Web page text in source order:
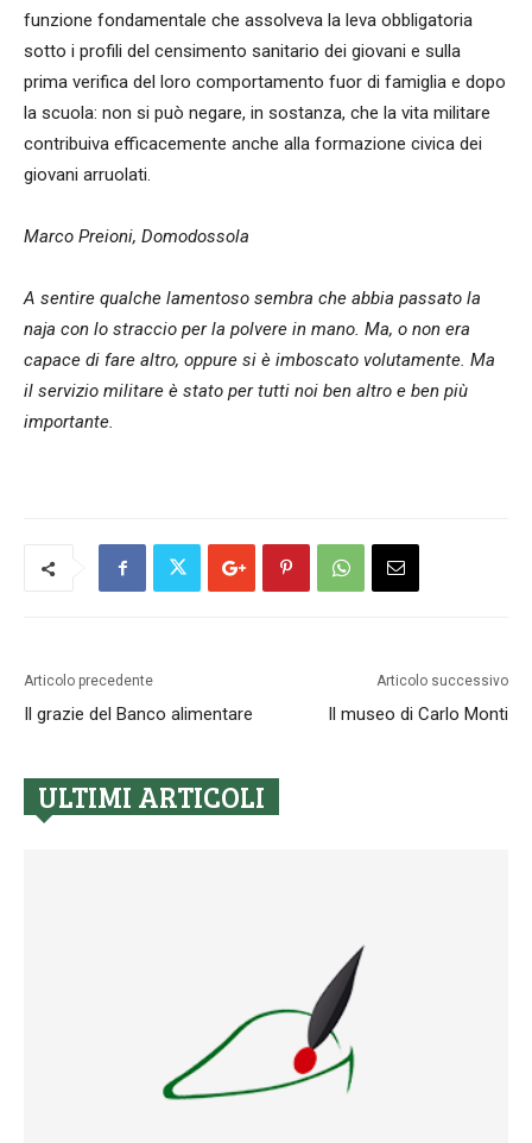
funzione fondamentale che assolveva la leva obbligatoria
sotto i profili del censimento sanitario dei giovani e sulla
prima verifica del loro comportamento fuor di famiglia e dopo
la scuola: non si può negare, in sostanza, che la vita militare
contribuiva efficacemente anche alla formazione civica dei
giovani arruolati.
Marco Preioni, Domodossola
A sentire qualche lamentoso sembra che abbia passato la
naja con lo straccio per la polvere in mano. Ma, o non era
capace di fare altro, oppure si è imboscato volutamente. Ma
il servizio militare è stato per tutti noi ben altro e ben più
importante.
Articolo precedente
Il grazie del Banco alimentare
Articolo successivo
Il museo di Carlo Monti
ULTIMI ARTICOLI